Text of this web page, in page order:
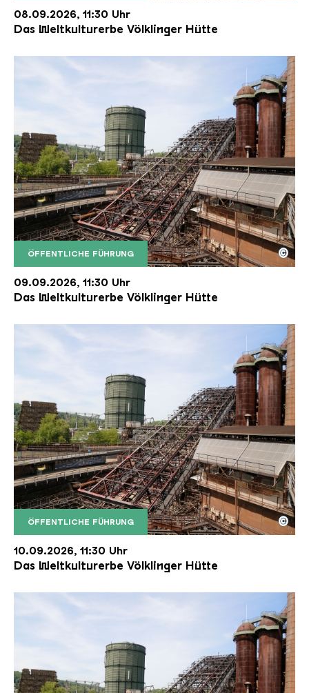
08.09.2026, 11:30 Uhr
Das Weltkulturerbe Völklinger Hütte
ÖFFENTLICHE FÜHRUNG
Der Erzschrägaufzug der Völklinger Hütte mit
Copyright: Weltkulturerbe Völklinger Hütte | Karl
©
09.09.2026, 11:30 Uhr
Das Weltkulturerbe Völklinger Hütte
ÖFFENTLICHE FÜHRUNG
Der Erzschrägaufzug der Völklinger Hütte mit
Copyright: Weltkulturerbe Völklinger Hütte | Karl
©
10.09.2026, 11:30 Uhr
Das Weltkulturerbe Völklinger Hütte